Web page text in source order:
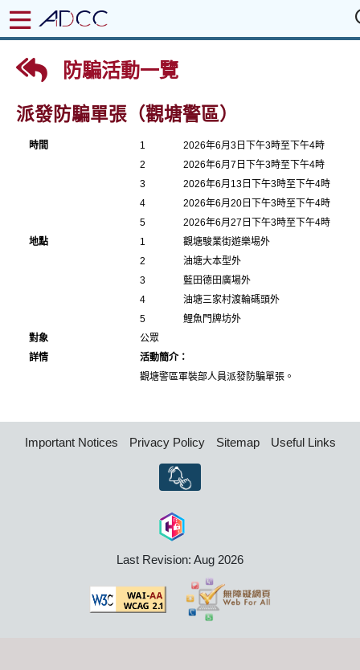
防騙活動一覽
派發防騙單張（觀塘警區）
時間
1
2
3
4
5
2026年6月3日下午3時至下午4時
2026年6月7日下午3時至下午4時
2026年6月13日下午3時至下午4時
2026年6月20日下午3時至下午4時
2026年6月27日下午3時至下午4時
地點
1
2
3
4
5
觀塘駿業街遊樂埸外
油塘大本型外
藍田德田廣場外
油塘三家村渡輪碼頭外
鯉魚門牌坊外
對象
公眾
詳情
活動簡介：
觀塘警區軍裝部人員派發防騙單張。
Important Notices Privacy Policy Sitemap Useful Links
Last Revision: Aug 2026